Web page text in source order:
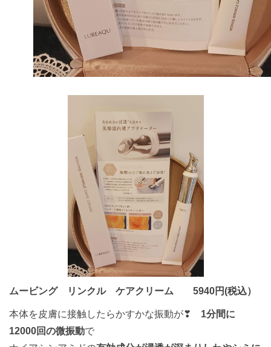
ムービング リンクル ケアクリーム 5940円(税込）
本体を皮膚に接触したらかすかな振動が❣ 1分間に
12000回の微振動で